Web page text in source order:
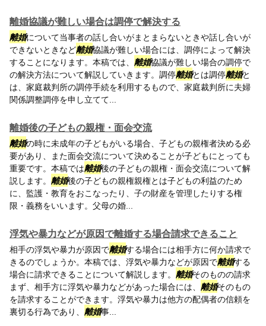
離婚協議が難しい場合は調停で解決する
離婚について当事者の話し合いがまとまらないときや話し合いが
できないときなど離婚協議が難しい場合には、調停によって解決
することになります。本稿では、 離婚協議が難しい場合の調停で
の解決方法について解説していきます。調停離婚とは調停離婚と
は、家庭裁判所の調停手続を利用するもので、家庭裁判所に夫婦
関係調整調停を申し立てて...
離婚後の子どもの親権・面会交流
離婚の時に未成年の子どもがいる場合、子どもの親権者決める必
要があり、また面会交流について決めることが子どもにとっても
重要です。本稿では離婚後の子どもの親権・面会交流について解
説します。 離婚後の子どもの親権親権とは子どもの利益のため
に、監護・教育をおこなったり、子の財産を管理したりする権
限・義務をいいます。父母の婚...
浮気や暴力などが原因で離婚する場合請求できること
相手の浮気や暴力が原因で離婚する場合には相手方に何か請求で
きるのでしょうか。本稿では、浮気や暴力などが原因で離婚する
場合に請求できることについて解説します。 離婚そのものの請求
まず、相手方に浮気や暴力などがあった場合には、 離婚そのもの
を請求することができます。浮気や暴力は他方の配偶者の信頼を
裏切る行為であり、 離婚事...